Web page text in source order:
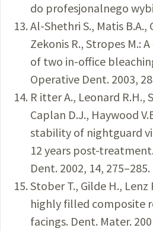
do profesjonalnego
Al-Shethri S., Matis B.A.,
Zekonis R., Stropes M.:
of two in-office
Operative Dent. 2003,
R itter A., Leonard R.H.,
Caplan D.J., Haywood
stability of nightguard
12 years post-
Dent. 2002, 14, 275–285.
Stober T., Gilde H.,
highly filled composite
facings. Dent. Mater.